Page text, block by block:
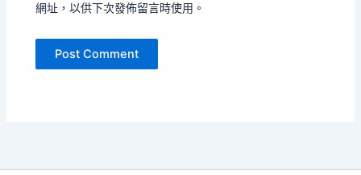
網址，以供下次發佈留言時使用。